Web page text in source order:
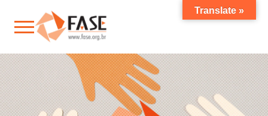
Translate »